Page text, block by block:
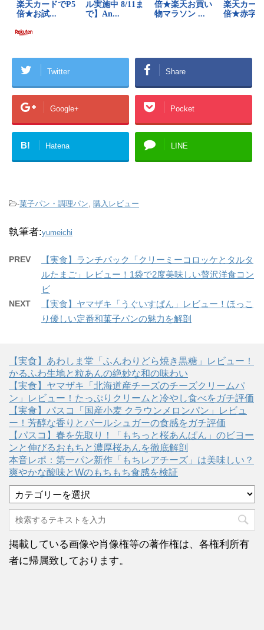
Twitter Share
Google+ Pocket
B! Hatena LINE
-菓子パン・調理パン 購入レビュー
執筆者:yumeichi
PREV
【実食】ランチパック「クリーミーコロッケとタルタ
ルたまご」レビュー！1袋で2度美味しい贅沢洋食コン
ビ
NEXT
【実食】ヤマザキ「うぐいすぱん」レビュー！ほっこ
り優しい定番和菓子パンの魅力を解剖
【実食】あわしま堂「ふんわりどら焼き黒糖」レビュー！
かるふわ生地と粒あんの絶妙な和の味わい
【実食】ヤマザキ「北海道産チーズのチーズクリームパ
ン」レビュー！たっぷりクリームと冷やし食べをガチ評価
【実食】パスコ「国産小麦 クラウンメロンパン」レビュ
ー！芳醇な香りとパールシュガーの食感をガチ評価
【パスコ】春を先取り！「もちっと桜あんぱん」のビヨー
ンと伸びるおもちと濃厚桜あんを徹底解剖
本音レポ：第一パン新作「もちレアチーズ」は美味しい？
爽やかな酸味とWのもちもち食感を検証
テ
ゴ
リ
ー
掲載している画像や肖像権等の著作権は、各権利所有
者に帰属致しております。